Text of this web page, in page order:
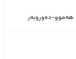
هەموو-دەوروبەر